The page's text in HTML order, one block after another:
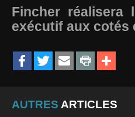
Fincher réalisera
exécutif aux cotés
AUTRES ARTICLES